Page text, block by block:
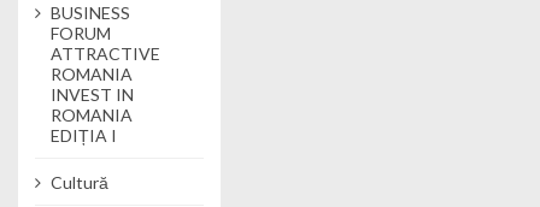
BUSINESS
FORUM
ATTRACTIVE
ROMANIA
INVEST IN
ROMANIA
EDIȚIA I
Cultură